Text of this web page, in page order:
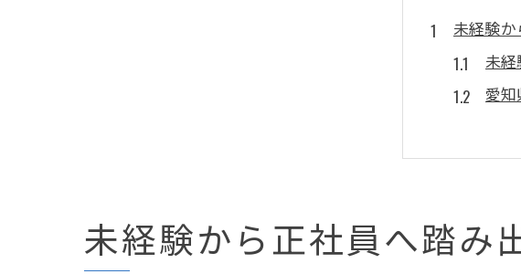
未経験
未
愛
正
未
愛知県一
未
未経験から正社員へ踏み